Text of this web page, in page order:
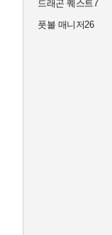
드래곤 퀘스트7
풋볼 매니저26